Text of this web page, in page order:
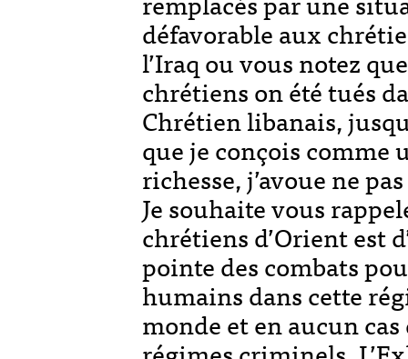
défavorable aux
l’Iraq ou vous notez
chrétiens on été tués
Chrétien libanais,
que je conçois comme
richesse, j’avoue ne
Je souhaite vous
chrétiens d’Orient est
pointe des combats
humains dans cette
monde et en aucun